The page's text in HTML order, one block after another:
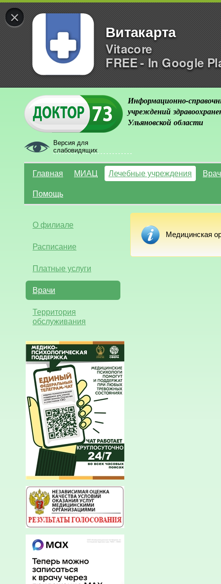
×
Витакарта
Vitacore
FREE - In Google
Версия для
слабовидящих
Информационно-
учреждений
Ульяновской области
Главная МИАЦ Лечебные учреждения
Помощь
О филиале
Расписание
Платные услуги
Врачи
Территория
обслуживания
Медицинская